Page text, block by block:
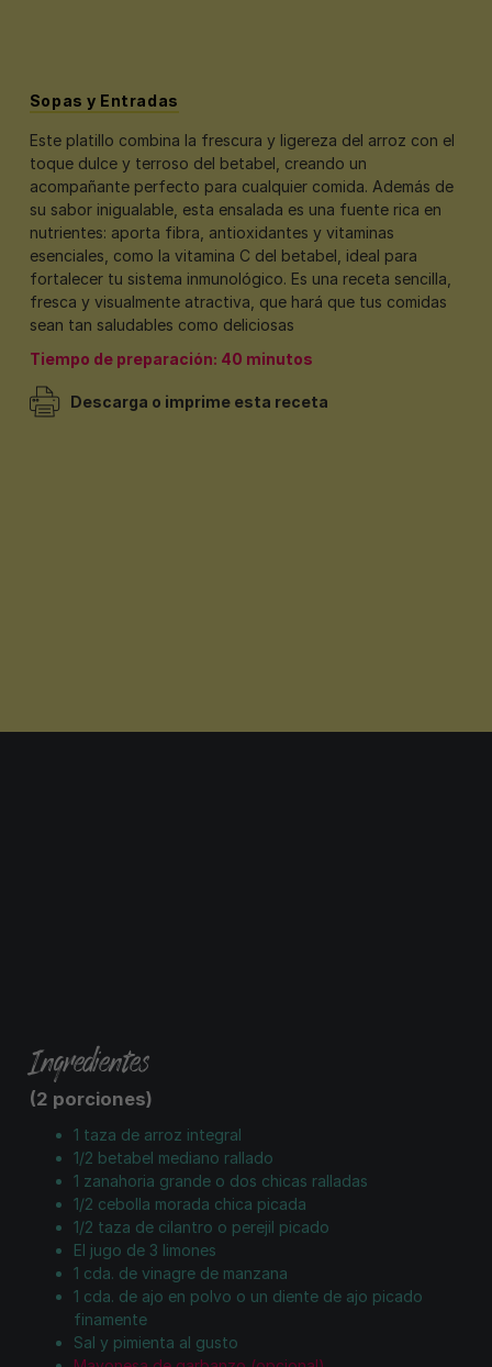
Sopas y Entradas
Este platillo combina la frescura y ligereza del arroz con el
toque dulce y terroso del betabel, creando un
acompañante perfecto para cualquier comida. Además de
su sabor inigualable, esta ensalada es una fuente rica en
nutrientes: aporta fibra, antioxidantes y vitaminas
esenciales, como la vitamina C del betabel, ideal para
fortalecer tu sistema inmunológico. Es una receta sencilla,
fresca y visualmente atractiva, que hará que tus comidas
sean tan saludables como deliciosas
Tiempo de preparación: 40 minutos
Descarga o imprime esta receta
Ingredientes
(2 porciones)
1 taza de arroz integral
1/2 betabel mediano rallado
1 zanahoria grande o dos chicas ralladas
1/2 cebolla morada chica picada
1/2 taza de cilantro o perejil picado
El jugo de 3 limones
1 cda. de vinagre de manzana
1 cda. de ajo en polvo o un diente de ajo picado
finamente
Sal y pimienta al gusto